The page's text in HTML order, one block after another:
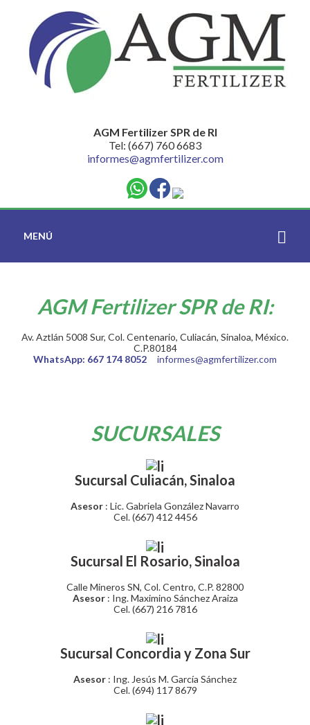
AGM Fertilizer SPR de RI
Tel: (667) 760 6683
informes@agmfertilizer.com
MENÚ
AGM Fertilizer SPR de RI:
Av. Aztlán 5008 Sur, Col. Centenario, Culiacán, Sinaloa, México.
C.P.80184
WhatsApp: 667 174 8052 informes@agmfertilizer.com
SUCURSALES
Sucursal Culiacán, Sinaloa
Asesor : Lic. Gabriela González Navarro
Cel. (667) 412 4456
Sucursal El Rosario, Sinaloa
Calle Mineros SN, Col. Centro, C.P. 82800
Asesor: Ing. Maximino Sánchez Araiza
Cel. (667) 216 7816
Sucursal Concordia y Zona Sur
Asesor : Ing. Jesús M. García Sánchez
Cel. (694) 117 8679